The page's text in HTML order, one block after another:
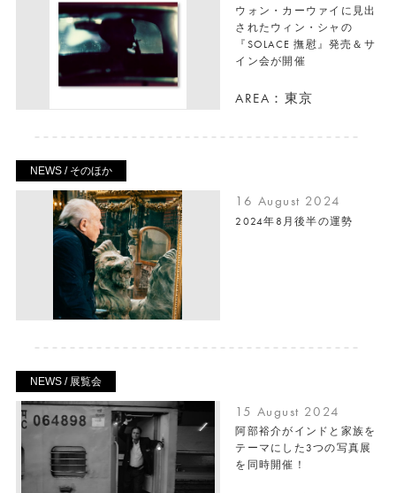
ウォン・カーウァイに見出
されたウィン・シャの
『SOLACE 撫慰』発売＆サ
イン会が開催
AREA：東京
NEWS / そのほか
16 August 2024
2024年8月後半の運勢
NEWS / 展覧会
15 August 2024
阿部裕介がインドと家族を
テーマにした3つの写真展
を同時開催！